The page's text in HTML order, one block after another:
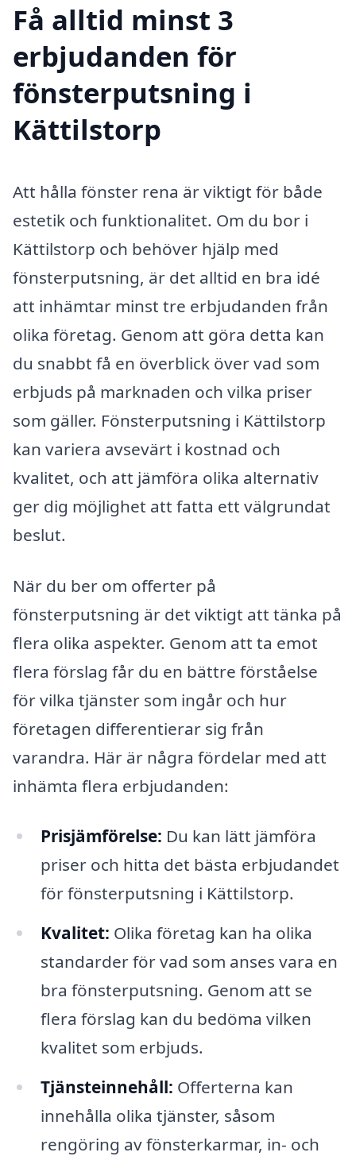
Få alltid minst 3
erbjudanden för
fönsterputsning i
Kättilstorp
Att hålla fönster rena är viktigt för både
estetik och funktionalitet. Om du bor i
Kättilstorp och behöver hjälp med
fönsterputsning, är det alltid en bra idé
att inhämtar minst tre erbjudanden från
olika företag. Genom att göra detta kan
du snabbt få en överblick över vad som
erbjuds på marknaden och vilka priser
som gäller. Fönsterputsning i Kättilstorp
kan variera avsevärt i kostnad och
kvalitet, och att jämföra olika alternativ
ger dig möjlighet att fatta ett välgrundat
beslut.
När du ber om offerter på
fönsterputsning är det viktigt att tänka på
flera olika aspekter. Genom att ta emot
flera förslag får du en bättre förståelse
för vilka tjänster som ingår och hur
företagen differentierar sig från
varandra. Här är några fördelar med att
inhämta flera erbjudanden:
Prisjämförelse: Du kan lätt jämföra
priser och hitta det bästa erbjudandet
för fönsterputsning i Kättilstorp.
Kvalitet: Olika företag kan ha olika
standarder för vad som anses vara en
bra fönsterputsning. Genom att se
flera förslag kan du bedöma vilken
kvalitet som erbjuds.
Tjänsteinnehåll: Offerterna kan
innehålla olika tjänster, såsom
rengöring av fönsterkarmar, in- och